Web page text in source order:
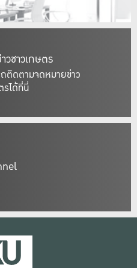
วชาวเกษตร
ติดตามจดหมายข่าว
รได้ที่นี่